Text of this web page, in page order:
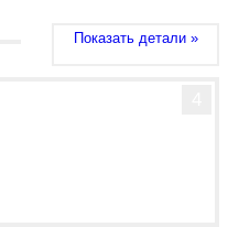
Показать детали »